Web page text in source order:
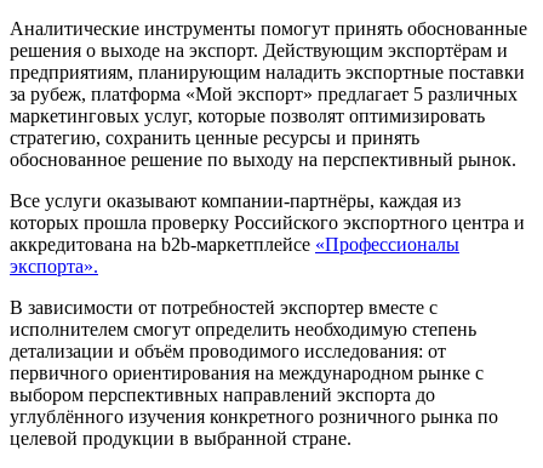
Аналитические инструменты помогут принять обоснованные
решения о выходе на экспорт. Действующим экспортёрам и
предприятиям, планирующим наладить экспортные поставки
за рубеж, платформа «Мой экспорт» предлагает 5 различных
маркетинговых услуг, которые позволят оптимизировать
стратегию, сохранить ценные ресурсы и принять
обоснованное решение по выходу на перспективный рынок.
Все услуги оказывают компании-партнёры, каждая из
которых прошла проверку Российского экспортного центра и
аккредитована на b2b-маркетплейсе «Профессионалы
экспорта».
В зависимости от потребностей экспортер вместе с
исполнителем смогут определить необходимую степень
детализации и объём проводимого исследования: от
первичного ориентирования на международном рынке с
выбором перспективных направлений экспорта до
углублённого изучения конкретного розничного рынка по
целевой продукции в выбранной стране.